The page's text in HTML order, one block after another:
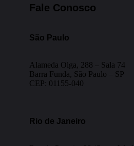
Fale Conosco
São Paulo
Alameda Olga, 288 – Sala 74
Barra Funda, São Paulo – SP
CEP: 01155-040
Rio de Janeiro